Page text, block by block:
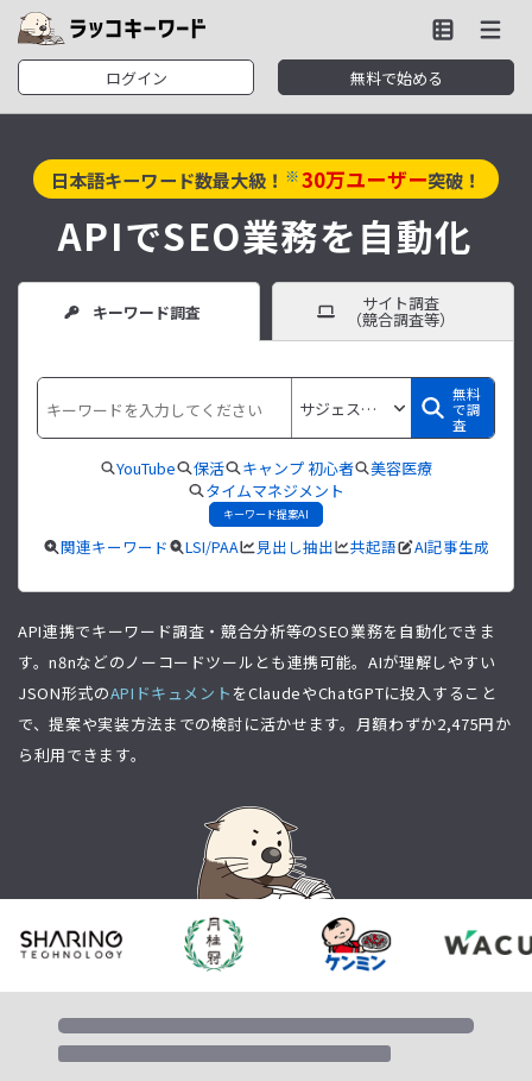
ログイン 無料で始める
日本語キーワード数最大級！ ※30万ユーザー突破！
APIでSEO業務を自動化
キーワード調査 サイト調査
（競合調査等）
無料
で調
査
YouTube 保活 キャンプ 初心者
美容医療
タイムマネジメント
キーワード提案AI
関連キーワード LSI/PAA 見出し抽出 共起語 AI記事生成
API連携でキーワード調査・競合分析等のSEO業務を自動化できま
す。n8nなどのノーコードツールとも連携可能。AIが理解しやすい
JSON形式のAPIドキュメント をClaudeやChatGPTに投入すること
で、提案や実装方法までの検討に活かせます。月額わずか2,475円か
ら利用できます。